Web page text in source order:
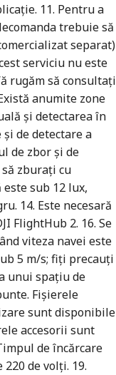
11. Pentru a
trebuie să
separat)
serviciu nu este
rugăm să consultați
anumite zone
și detectarea în
de detectare a
de zbor și de
zburați cu
sub 12 lux,
14. Este necesară
FlightHub 2. 16. Se
viteza navei este
5 m/s; fiți precauți
unui spațiu de
Fișierele
sunt disponibile
accesorii sunt
de încărcare
de volți. 19.